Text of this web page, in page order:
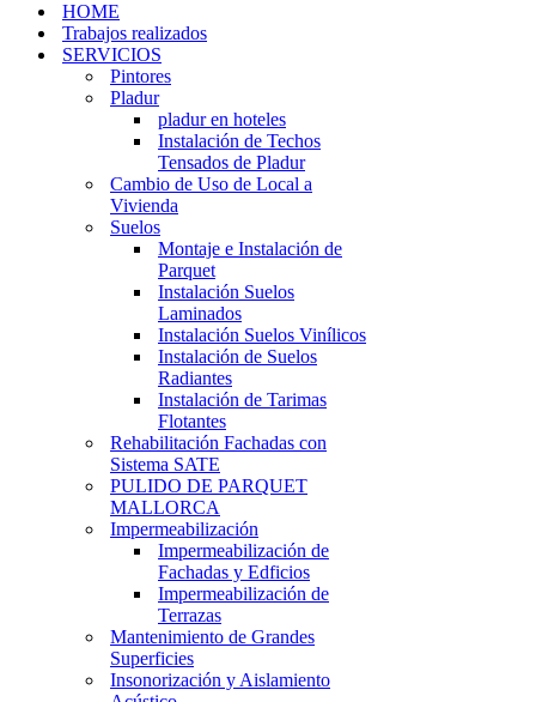
HOME
Trabajos realizados
SERVICIOS
Pintores
Pladur
pladur en hoteles
Instalación de Techos
Tensados de Pladur
Cambio de Uso de Local a
Vivienda
Suelos
Montaje e Instalación de
Parquet
Instalación Suelos
Laminados
Instalación Suelos Vinílicos
Instalación de Suelos
Radiantes
Instalación de Tarimas
Flotantes
Rehabilitación Fachadas con
Sistema SATE
PULIDO DE PARQUET
MALLORCA
Impermeabilización
Impermeabilización de
Fachadas y Edficios
Impermeabilización de
Terrazas
Mantenimiento de Grandes
Superficies
Insonorización y Aislamiento